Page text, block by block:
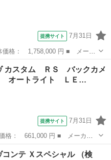
提携サイト 7月31日
ヴ ■ グレード名： ＲＳ タ
ーナーセンサー 走行無制限
カスタム ＲＳ バックカメ
ートライト ＬＥ…
提携サイト 7月31日
■ グレード名： カスタム
トライト ＬＥＤヘッドラン
コンテ Ｘスペシャル （検